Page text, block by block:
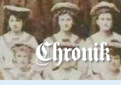
Direkt zum Seiteninhalt